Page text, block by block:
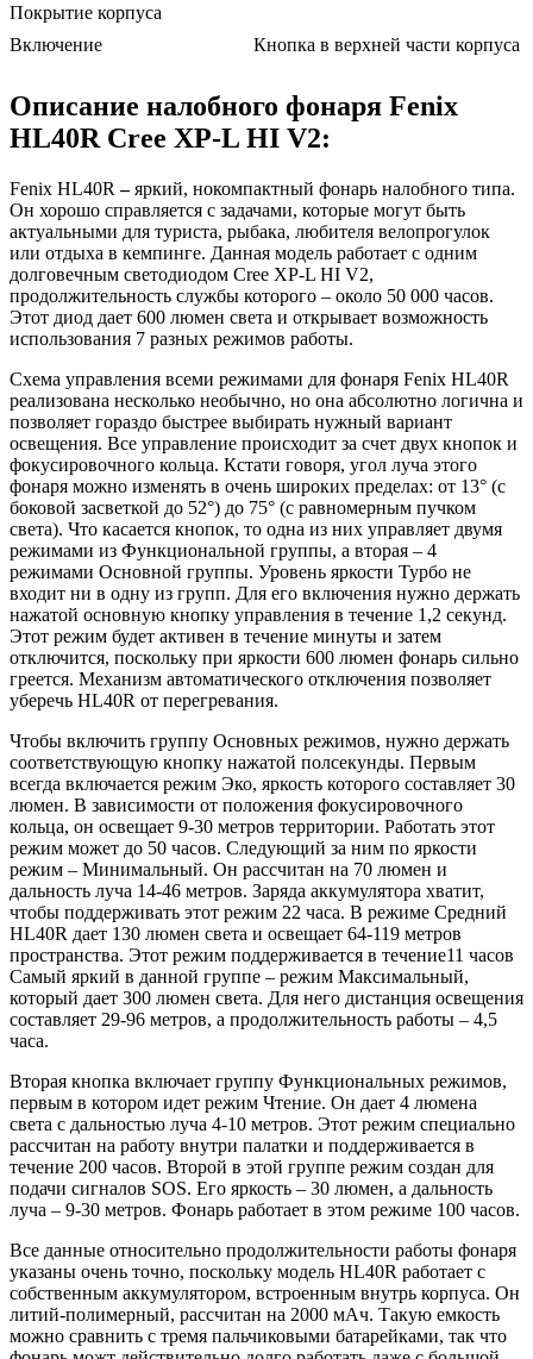
Покрытие корпуса
Включение
Кнопка в верхней части корпуса
Описание налобного фонаря Fenix
HL40R Cree XP-L HI V2:
Fenix HL40R – яркий, нокомпактный фонарь налобного типа.
Он хорошо справляется с задачами, которые могут быть
актуальными для туриста, рыбака, любителя велопрогулок
или отдыха в кемпинге. Данная модель работает с одним
долговечным светодиодом Cree XP-L HI V2,
продолжительность службы которого – около 50 000 часов.
Этот диод дает 600 люмен света и открывает возможность
использования 7 разных режимов работы.
Схема управления всеми режимами для фонаря Fenix HL40R
реализована несколько необычно, но она абсолютно логична и
позволяет гораздо быстрее выбирать нужный вариант
освещения. Все управление происходит за счет двух кнопок и
фокусировочного кольца. Кстати говоря, угол луча этого
фонаря можно изменять в очень широких пределах: от 13° (с
боковой засветкой до 52°) до 75° (с равномерным пучком
света). Что касается кнопок, то одна из них управляет двумя
режимами из Функциональной группы, а вторая – 4
режимами Основной группы. Уровень яркости Турбо не
входит ни в одну из групп. Для его включения нужно держать
нажатой основную кнопку управления в течение 1,2 секунд.
Этот режим будет активен в течение минуты и затем
отключится, поскольку при яркости 600 люмен фонарь сильно
греется. Механизм автоматического отключения позволяет
уберечь HL40R от перегревания.
Чтобы включить группу Основных режимов, нужно держать
соответствующую кнопку нажатой полсекунды. Первым
всегда включается режим Эко, яркость которого составляет 30
люмен. В зависимости от положения фокусировочного
кольца, он освещает 9-30 метров территории. Работать этот
режим может до 50 часов. Следующий за ним по яркости
режим – Минимальный. Он рассчитан на 70 люмен и
дальность луча 14-46 метров. Заряда аккумулятора хватит,
чтобы поддерживать этот режим 22 часа. В режиме Средний
HL40R дает 130 люмен света и освещает 64-119 метров
пространства. Этот режим поддерживается в течение11 часов
Самый яркий в данной группе – режим Максимальный,
который дает 300 люмен света. Для него дистанция освещения
составляет 29-96 метров, а продолжительность работы – 4,5
часа.
Вторая кнопка включает группу Функциональных режимов,
первым в котором идет режим Чтение. Он дает 4 люмена
света с дальностью луча 4-10 метров. Этот режим специально
рассчитан на работу внутри палатки и поддерживается в
течение 200 часов. Второй в этой группе режим создан для
подачи сигналов SOS. Его яркость – 30 люмен, а дальность
луча – 9-30 метров. Фонарь работает в этом режиме 100 часов.
Все данные относительно продолжительности работы фонаря
указаны очень точно, поскольку модель HL40R работает с
собственным аккумулятором, встроенным внутрь корпуса. Он
литий-полимерный, рассчитан на 2000 мАч. Такую емкость
можно сравнить с тремя пальчиковыми батарейками, так что